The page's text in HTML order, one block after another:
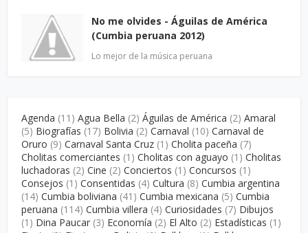
No me olvides - Águilas de América
(Cumbia peruana 2012)
Lo mejor de la música peruana
Agenda (11) Agua Bella (2) Águilas de América (2) Amaral
(5) Biografías (17) Bolivia (2) Carnaval (10) Carnaval de
Oruro (9) Carnaval Santa Cruz (1) Cholita paceña (7)
Cholitas comerciantes (1) Cholitas con aguayo (1) Cholitas
luchadoras (2) Cine (2) Conciertos (1) Concursos (1)
Consejos (1) Consentidas (4) Cultura (8) Cumbia argentina
(14) Cumbia boliviana (41) Cumbia mexicana (5) Cumbia
peruana (114) Cumbia villera (4) Curiosidades (7) Dibujos
(1) Dina Paucar (3) Economía (2) El Alto (2) Estadísticas (1)